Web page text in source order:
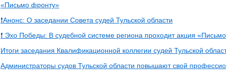
«Письмо фронту»
❗Анонс: О заседании Совета судей Тульской области
❗ Эхо Победы: В судебной системе региона проходит акция
Итоги заседания Квалификационной коллегии судей Тульской
Администраторы судов Тульской области повышают свой